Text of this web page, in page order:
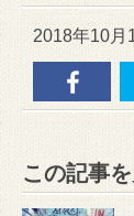
2018年10月
この記事